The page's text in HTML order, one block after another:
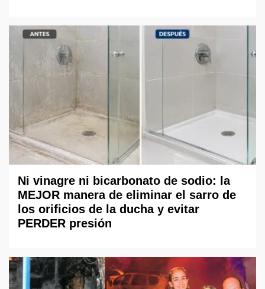
Ni vinagre ni bicarbonato de sodio: la
MEJOR manera de eliminar el sarro de
los orificios de la ducha y evitar
PERDER presión